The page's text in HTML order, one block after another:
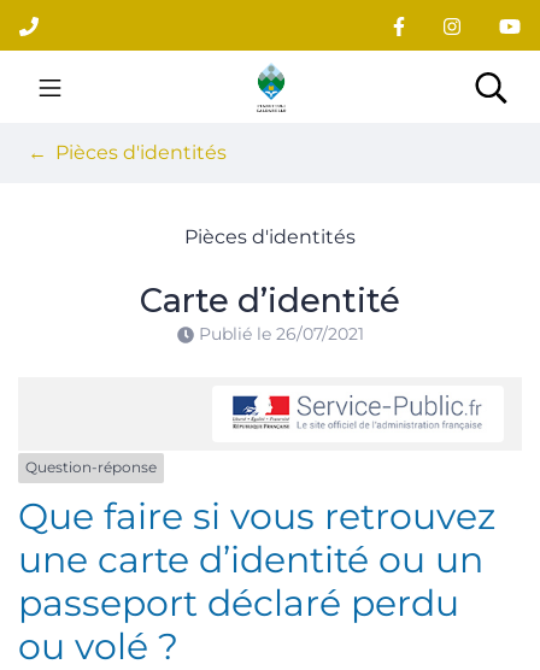
Aller
au
contenu
Site officiel du village
Pièces d'identités
Pièces d'identités
Carte d’identité
Publié le 26/07/2021
Question-réponse
Que faire si vous retrouvez
une carte d’identité ou un
passeport déclaré perdu
ou volé ?